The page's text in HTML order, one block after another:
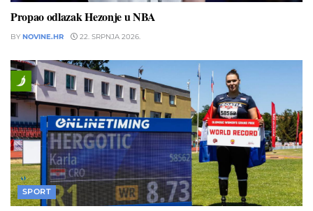
Propao odlazak Hezonje u NBA
BY NOVINE.HR 22. SRPNJA 2026.
SPORT